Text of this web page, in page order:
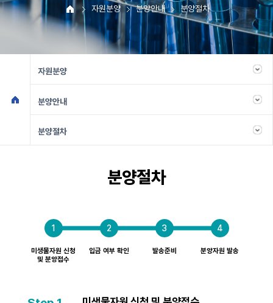
자원분양 분양안내 분양절차
자원분양
분양안내
분양절차
분양절차
1
미생물자원 신청
및 분양접수
2
입금 여부 확인
3
발송준비
4
분양자원 발송